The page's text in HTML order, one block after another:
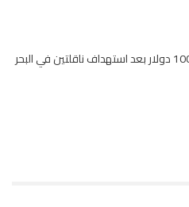
سعر النفط تجاوز 100 دولار بعد استهداف ناقلتين في البحر